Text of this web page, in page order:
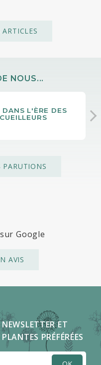
NOUS...
DANS L'ÈRE DES
PARUTIONS
sur Google
AVIS
ET
PRÉFÉRÉES